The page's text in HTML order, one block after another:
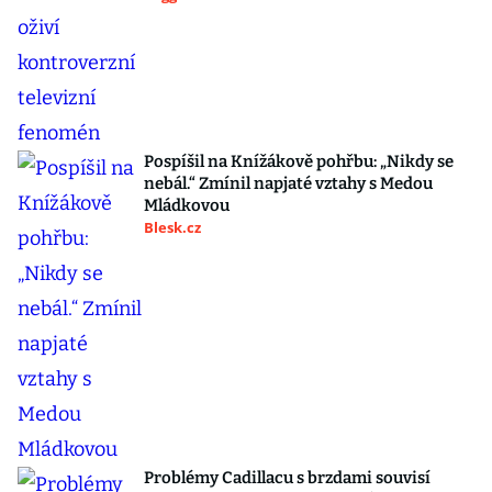
Pospíšil na Knížákově pohřbu: „Nikdy se
nebál.“ Zmínil napjaté vztahy s Medou
Mládkovou
Blesk.cz
Problémy Cadillacu s brzdami souvisí